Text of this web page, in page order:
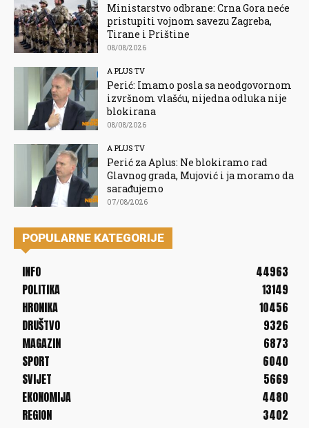
Ministarstvo odbrane: Crna Gora neće
pristupiti vojnom savezu Zagreba,
Tirane i Prištine
08/08/2026
A PLUS TV
Perić: Imamo posla sa neodgovornom
izvršnom vlašću, nijedna odluka nije
blokirana
08/08/2026
A PLUS TV
Perić za Aplus: Ne blokiramo rad
Glavnog grada, Mujović i ja moramo da
sarađujemo
07/08/2026
POPULARNE KATEGORIJE
INFO
44963
POLITIKA
13149
HRONIKA
10456
DRUŠTVO
9326
MAGAZIN
6873
SPORT
6040
SVIJET
5669
EKONOMIJA
4480
REGION
3402